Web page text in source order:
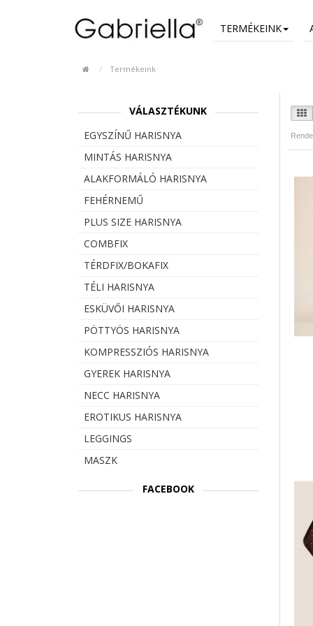
TERMÉKEINK
Termékeink
VÁLASZTÉKUNK
EGYSZÍNŰ HARISNYA
MINTÁS HARISNYA
ALAKFORMÁLÓ HARISNYA
FEHÉRNEMŰ
PLUS SIZE HARISNYA
COMBFIX
TÉRDFIX/BOKAFIX
TÉLI HARISNYA
ESKÜVŐI HARISNYA
PÖTTYÖS HARISNYA
KOMPRESSZIÓS HARISNYA
GYEREK HARISNYA
NECC HARISNYA
EROTIKUS HARISNYA
LEGGINGS
MASZK
FACEBOOK